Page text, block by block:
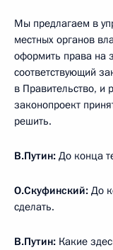
Мы предлагаем в
местных органов
оформить права на
соответствующий
в Правительство, и
законопроект
решить.
В.Путин: До конца
О.Скуфинский: До
сделать.
В.Путин: Какие